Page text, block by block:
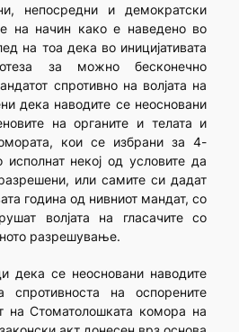
непосредни и демократски
на начин како е наведено во
на тоа дека во иницијативата
за можно бесконечно
спротивно на волјата на
дека наводите се неосновани
на органите и телата и
кои се избрани за 4-
некој од условите да
или самите си дадат
година од нивниот мандат, со
волјата на гласачите со
разрешување.
дека се неосновани наводите
спротивноста на оспорените
на Стоматолошката комора на